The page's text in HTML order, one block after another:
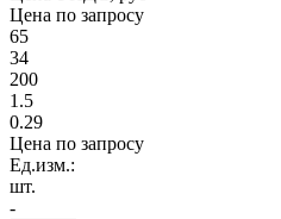
Цена по запросу
65
34
200
1.5
0.29
Цена по запросу
Ед.изм.:
шт.
-